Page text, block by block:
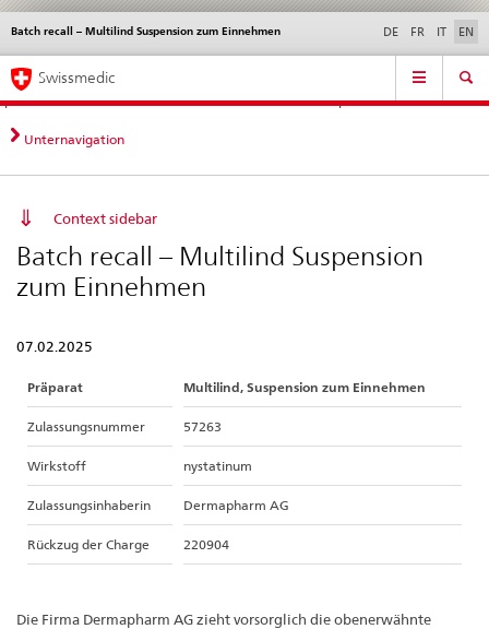
Direct
navigation:
news,
legal
contact
News &
standards
Contact | Support &
Help
Batch recall – Multilind Suspension zum Einnehmen
Languages DE FR IT EN
Service
Main
Navigation
Swissmedic
Unternavigation
Context sidebar
Batch recall – Multilind Suspension
zum Einnehmen
07.02.2025
Präparat Multilind, Suspension zum Einnehmen
Zulassungsnummer 57263
Wirkstoff nystatinum
Zulassungsinhaberin Dermapharm AG
Rückzug der Charge 220904
Die Firma Dermapharm AG zieht vorsorglich die obenerwähnte